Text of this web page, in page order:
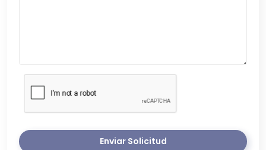
Enviar Solicitud